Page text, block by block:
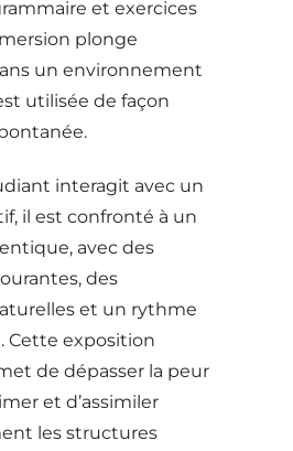
et exercices
plonge
un environnement
utilisée de façon
interagit avec un
il est confronté à un
avec des
des
et un rythme
Cette exposition
de dépasser la peur
et d’assimiler
les structures